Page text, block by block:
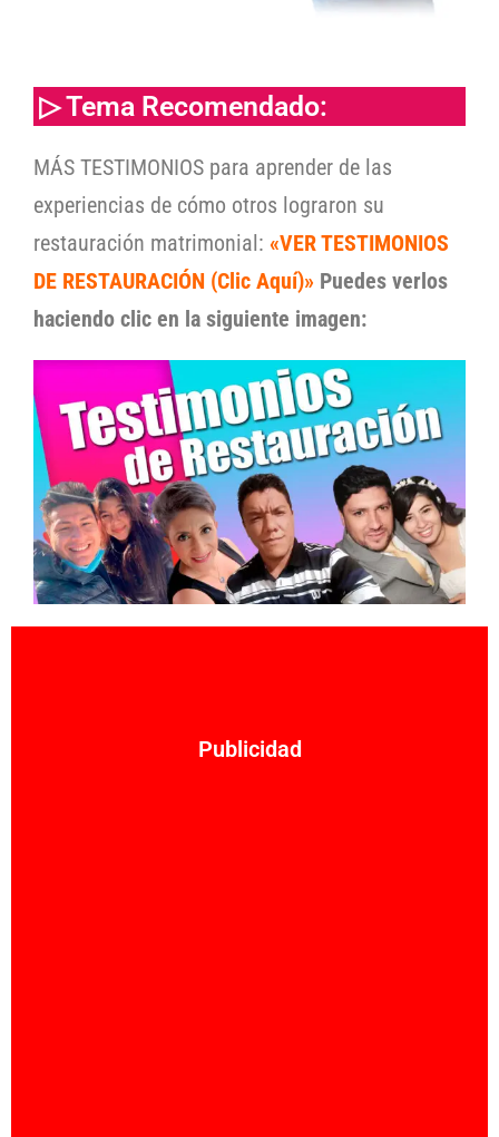
▷ Tema Recomendado:
MÁS TESTIMONIOS para aprender de las
experiencias de cómo otros lograron su
restauración matrimonial: «VER TESTIMONIOS
DE RESTAURACIÓN (Clic Aquí)» Puedes verlos
haciendo clic en la siguiente imagen:
Publicidad